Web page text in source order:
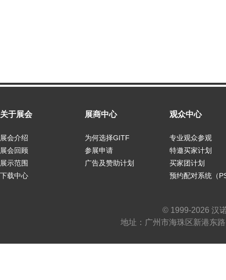
关于展会
展会介绍
展会回顾
展示范围
下载中心
展商中心
为何选择GITF
参展申请
广告及赞助计划
观众中心
专业观众参观
特邀买家计划
买家团计划
预约配对系统（
© 1999-2026 汉
地址：广州市海珠区新港东